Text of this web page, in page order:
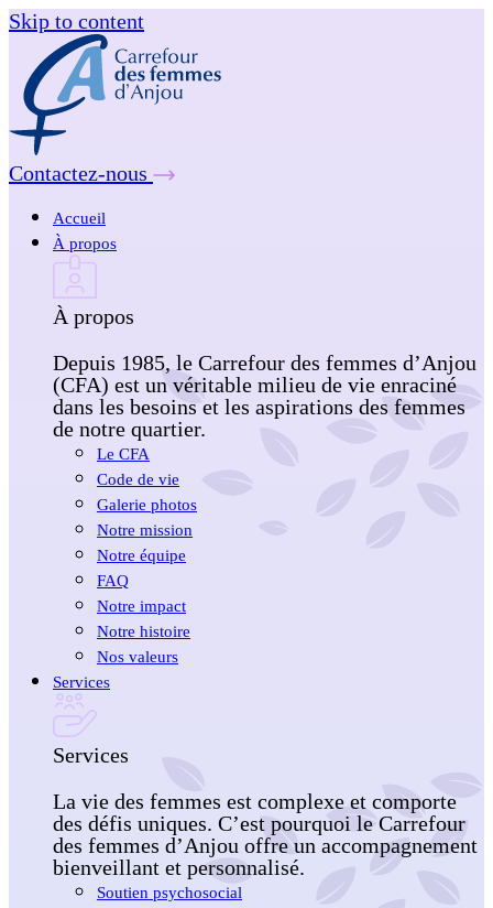
Skip to content
Contactez-nous
Accueil
À propos
À propos
Depuis 1985, le Carrefour des femmes d’Anjou
(CFA) est un véritable milieu de vie enraciné
dans les besoins et les aspirations des femmes
de notre quartier.
Le CFA
Code de vie
Galerie photos
Notre mission
Notre équipe
FAQ
Notre impact
Notre histoire
Nos valeurs
Services
Services
La vie des femmes est complexe et comporte
des défis uniques. C’est pourquoi le Carrefour
des femmes d’Anjou offre un accompagnement
bienveillant et personnalisé.
Soutien psychosocial